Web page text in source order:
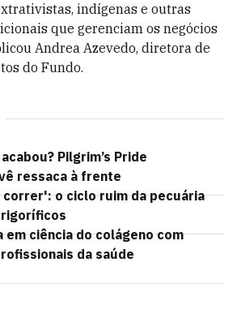
indígenas e outras
que gerenciam os negócios
Andrea Azevedo, diretora de
do Fundo.
Pilgrim’s Pride
ressaca à frente
correr': o ciclo ruim da pecuária
em ciência do colágeno com
da saúde